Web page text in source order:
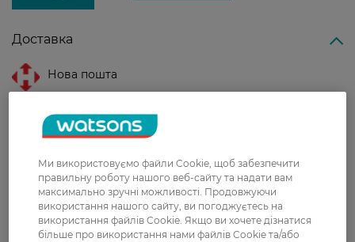
Доставка
Нова пошта
безкоштовно від 699 грн
Укрпошта
Вартість доставки - 79 грн, безкоштовна
доставка від - 599 грн
Забрати сьогодні в магазині Watsons
Вартість доставки - 0 грн
Ми використовуємо файли Cookie, щоб забезпечити
правильну роботу нашого веб-сайту та надати вам
максимально зручні можливості. Продовжуючи
використання нашого сайту, ви погоджуєтесь на
використання файлів Cookie. Якщо ви хочете дізнатися
більше про використання нами файлів Cookie та/або